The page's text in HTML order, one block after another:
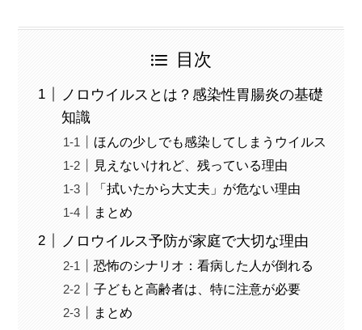
目次
ノロウイルスとは？感染性胃腸炎の基礎
知識
ほんの少しでも感染してしまうウイルス
見えないけれど、残っている理由
「拭いたから大丈夫」が危ない理由
まとめ
ノロウイルス予防が家庭で大切な理由
恐怖のシナリオ：看病した人が倒れる
子どもと高齢者は、特に注意が必要
まとめ